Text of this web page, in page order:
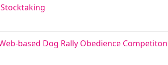
based Dog Rally Obedience Competiton